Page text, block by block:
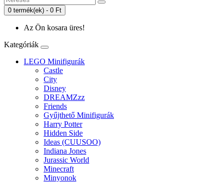
0 termék(ek) - 0 Ft
Az Ön kosara üres!
Kategóriák
LEGO Minifigurák
Castle
City
Disney
DREAMZzz
Friends
Gyűjthető Minifigurák
Harry Potter
Hidden Side
Ideas (CUUSOO)
Indiana Jones
Jurassic World
Minecraft
Minyonok